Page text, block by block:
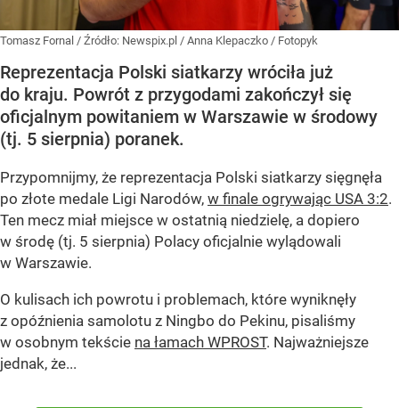
Tomasz Fornal / Źródło: Newspix.pl / Anna Klepaczko / Fotopyk
Reprezentacja Polski siatkarzy wróciła już
do kraju. Powrót z przygodami zakończył się
oficjalnym powitaniem w Warszawie w środowy
(tj. 5 sierpnia) poranek.
Przypomnijmy, że reprezentacja Polski siatkarzy sięgnęła
po złote medale Ligi Narodów, w finale ogrywając USA 3:2.
Ten mecz miał miejsce w ostatnią niedzielę, a dopiero
w środę (tj. 5 sierpnia) Polacy oficjalnie wylądowali
w Warszawie.
O kulisach ich powrotu i problemach, które wyniknęły
z opóźnienia samolotu z Ningbo do Pekinu, pisaliśmy
w osobnym tekście na łamach WPROST. Najważniejsze
jednak, że...